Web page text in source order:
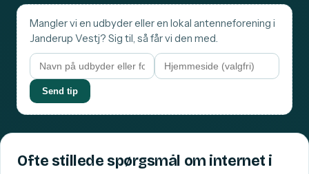
Mangler vi en udbyder eller en lokal antenneforening i
Janderup Vestj? Sig til, så får vi den med.
Send tip
Ofte stillede spørgsmål om internet i